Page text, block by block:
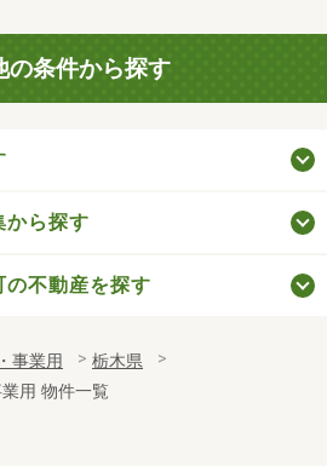
の条件から探す
から探す
不動産を探す
事業用
栃木県
用 物件一覧